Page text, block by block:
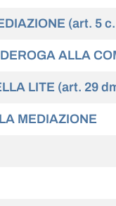
(art. 5
ALLA
LITE (art. 29
MEDIAZIONE